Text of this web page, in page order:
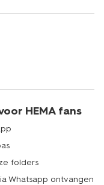
HEMA fans
folders
Whatsapp ontvangen